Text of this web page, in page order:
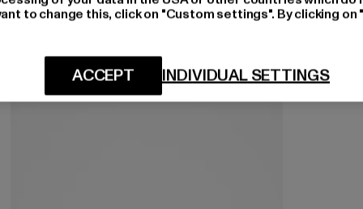
to change this, click on "Custom settings". By clicking
INDIVIDUAL SETTINGS
ACCEPT